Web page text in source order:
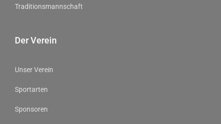
Traditionsmannschaft
Der Verein
Unser Verein
Sportarten
Sponsoren